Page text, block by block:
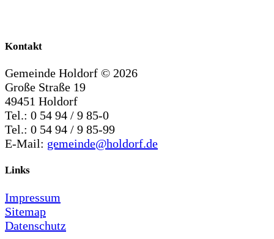
Kontakt
Gemeinde Holdorf © 2026
Große Straße 19
49451 Holdorf
Tel.: 0 54 94 / 9 85-0
Tel.: 0 54 94 / 9 85-99
E-Mail: gemeinde@holdorf.de
Links
Impressum
Sitemap
Datenschutz